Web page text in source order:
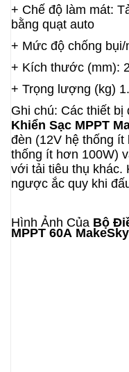
+ Chế độ làm mát:
bằng quạt auto
+ Mức độ chống
+ Kích thước (mm):
+ Trọng lượng (kg)
Ghi chú: Các thiết bị
Khiển Sạc MPPT
đèn (12V hệ thống ít
thống ít hơn 100W) v
với tải tiêu thụ khác.
ngược ắc quy khi
Hình Ảnh Của Bộ
MPPT 60A